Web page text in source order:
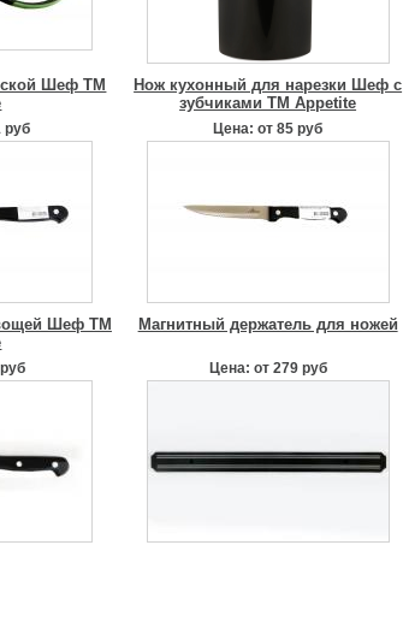
Шеф TM
руб
Нож кухонный для нарезки Шеф с
зубчиками TM Appetite
Цена: от 85 руб
Шеф TM
Магнитный держатель для ножей
Цена: от 279 руб